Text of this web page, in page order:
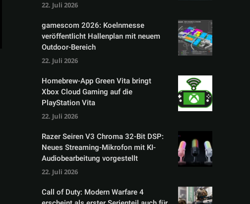
22. Juli 2026
gamescom 2026: Koelnmesse
veröffentlicht Hallenplan mit neuem
Outdoor-Bereich
22. Juli 2026
Homebrew-App Green Vita bringt
Xbox Cloud Gaming auf die
PlayStation Vita
22. Juli 2026
Razer Seiren V3 Chroma 32-Bit DSP:
Neues Streaming-Mikrofon mit KI-
Audiobearbeitung vorgestellt
22. Juli 2026
Call of Duty: Modern Warfare 4